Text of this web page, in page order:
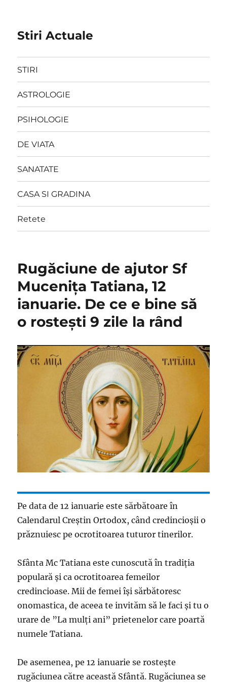
Stiri Actuale
STIRI
ASTROLOGIE
PSIHOLOGIE
DE VIATA
SANATATE
CASA SI GRADINA
Retete
Rugăciune de ajutor Sf
Mucenița Tatiana, 12
ianuarie. De ce e bine să
o rostești 9 zile la rând
Pe data de 12 ianuarie este sărbătoare în
Calendarul Creștin Ortodox, când credincioșii o
prăznuiesc pe ocrotitoarea tuturor tinerilor.
Sfânta Mc Tatiana este cunoscută în tradiția
populară și ca ocrotitoarea femeilor
credincioase. Mii de femei își sărbătoresc
onomastica, de aceea te invităm să le faci și tu o
urare de ”La mulți ani” prietenelor care poartă
numele Tatiana.
De asemenea, pe 12 ianuarie se rostește
rugăciunea către această Sfântă. Rugăciunea se